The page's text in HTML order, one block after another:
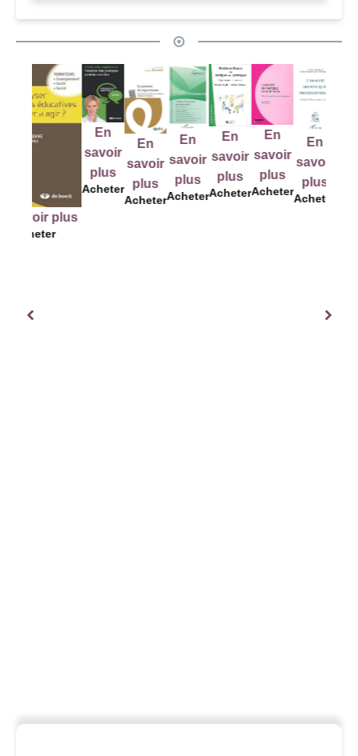
savoir plus
Acheter
En
savoir
plus
Acheter
En
savoir
plus
Acheter
En
savoir
plus
Acheter
En
savoir
plus
Acheter
En
savoir
plus
Acheter
En
savoir
plus
Acheter